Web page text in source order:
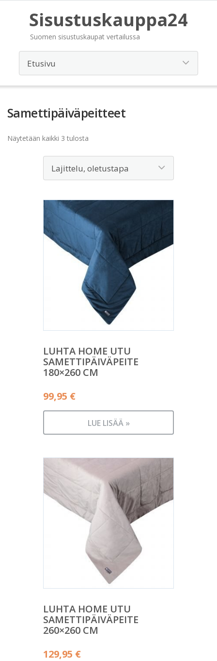
Sisustuskauppa24
Suomen sisustuskaupat vertailussa
Samettipäiväpeitteet
Näytetään kaikki 3 tulosta
LUHTA HOME UTU
SAMETTIPÄIVÄPEITE
180×260 CM
99,95 €
LUE LISÄÄ »
LUHTA HOME UTU
SAMETTIPÄIVÄPEITE
260×260 CM
129,95 €